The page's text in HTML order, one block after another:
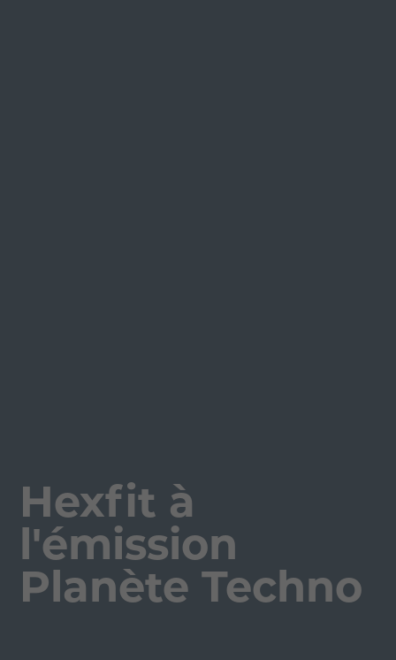
Hexfit à
l'émission
Planète Techno